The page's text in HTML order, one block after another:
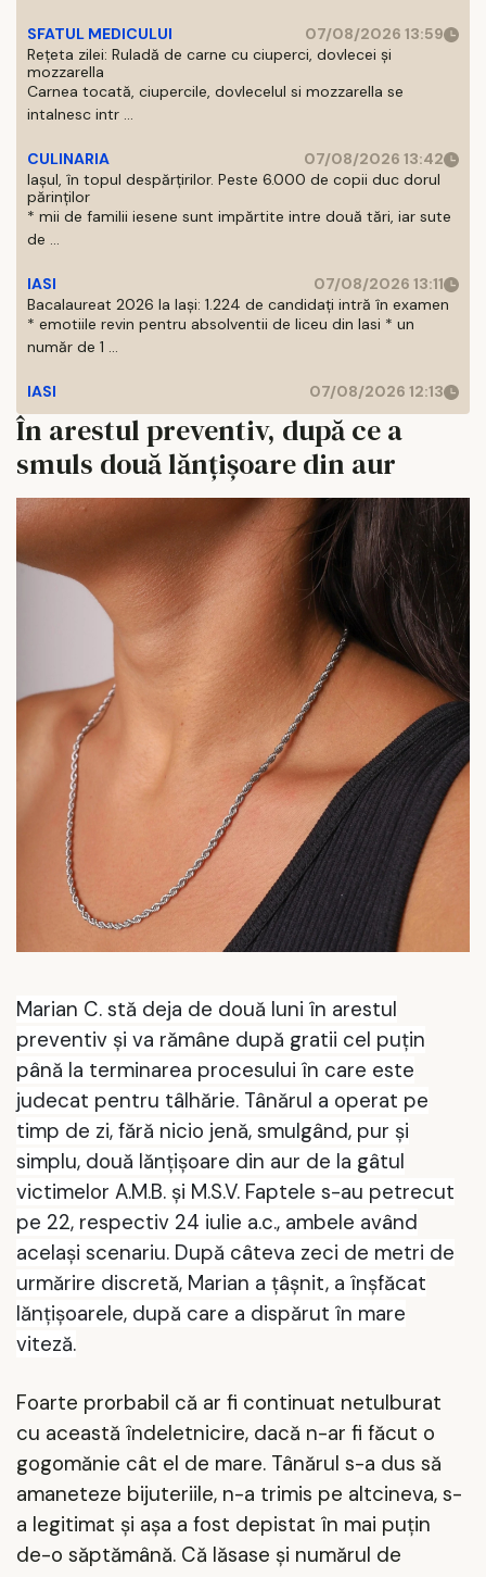
SFATUL MEDICULUI
07/08/2026 13:59
Rețeta zilei: Ruladă de carne cu ciuperci, dovlecei și
mozzarella
Carnea tocată, ciupercile, dovlecelul si mozzarella se
intalnesc intr ...
CULINARIA
07/08/2026 13:42
Iașul, în topul despărțirilor. Peste 6.000 de copii duc dorul
părinților
* mii de familii iesene sunt impărtite intre două tări, iar sute
de ...
IASI
07/08/2026 13:11
Bacalaureat 2026 la Iași: 1.224 de candidați intră în examen
* emotiile revin pentru absolventii de liceu din Iasi * un
număr de 1 ...
IASI 07/08/2026 12:13
În arestul preventiv, după ce a
smuls două lănţişoare din aur
Marian C. stă deja de două luni în arestul
preventiv şi va rămâne după gratii cel puţin
până la terminarea procesului în care este
judecat pentru tâlhărie. Tânărul a operat pe
timp de zi, fără nicio jenă, smulgând, pur şi
simplu, două lănţişoare din aur de la gâtul
victimelor A.M.B. şi M.S.V. Faptele s-au petrecut
pe 22, respectiv 24 iulie a.c., ambele având
acelaşi scenariu. După câteva zeci de metri de
urmărire discretă, Marian a ţâşnit, a înşfăcat
lănţişoarele, după care a dispărut în mare
viteză.
Foarte prorbabil că ar fi continuat netulburat
cu această îndeletnicire, dacă n-ar fi făcut o
gogomănie cât el de mare. Tânărul s-a dus să
amaneteze bijuteriile, n-a trimis pe altcineva, s-
a legitimat şi aşa a fost depistat în mai puţin
de-o săptămână. Că lăsase şi numărul de